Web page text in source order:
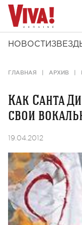
НОВОСТИ
ГЛАВНАЯ АРХИВ
Как Санта
свои
19.04.2012